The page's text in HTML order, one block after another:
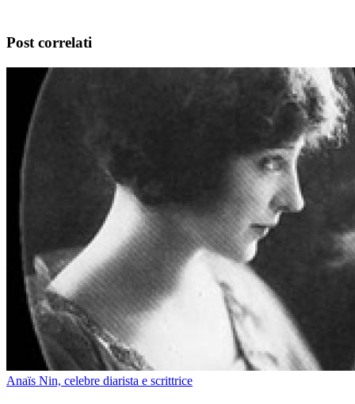
Post correlati
Anaïs Nin, celebre diarista e scrittrice